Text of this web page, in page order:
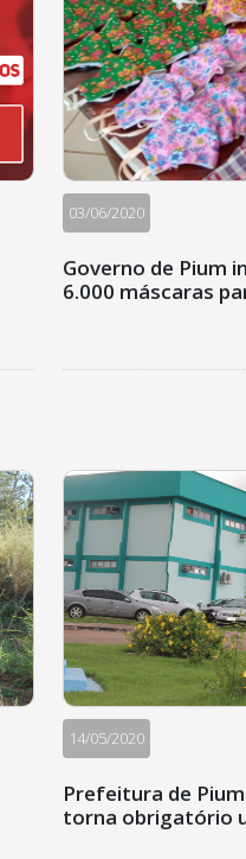
03/06/2020
Governo de Pium
6.000 máscaras
14/05/2020
Prefeitura de
torna obrigatório